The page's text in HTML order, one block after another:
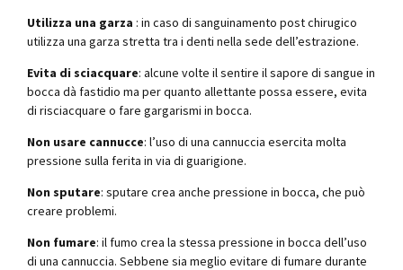
Utilizza una garza : in caso di sanguinamento post chirugico
utilizza una garza stretta tra i denti nella sede dell’estrazione.
Evita di sciacquare: alcune volte il sentire il sapore di sangue in
bocca dà fastidio ma per quanto allettante possa essere, evita
di risciacquare o fare gargarismi in bocca.
Non usare cannucce: l’uso di una cannuccia esercita molta
pressione sulla ferita in via di guarigione.
Non sputare: sputare crea anche pressione in bocca, che può
creare problemi.
Non fumare: il fumo crea la stessa pressione in bocca dell’uso
di una cannuccia. Sebbene sia meglio evitare di fumare durante